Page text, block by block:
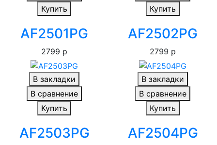
Купить
AF2501PG
2799 р
Купить
AF2502PG
2799 р
В закладки
В сравнение
Купить
AF2503PG
В закладки
В сравнение
Купить
AF2504PG